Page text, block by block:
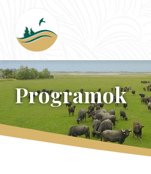
Programok